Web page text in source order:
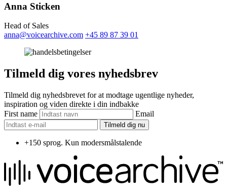
Anna Sticken
Head of Sales
anna@voicearchive.com +45 89 87 39 01
Tilmeld dig vores nyhedsbrev
Tilmeld dig nyhedsbrevet for at modtage ugentlige nyheder,
inspiration og viden direkte i din indbakke
First name
Email
Tilmeld dig nu
+150 sprog. Kun modersmålstalende